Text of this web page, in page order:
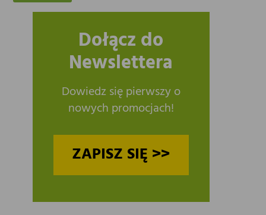
Dołącz do
Newslettera
Dowiedz się pierwszy o
nowych promocjach!
ZAPISZ SIĘ >>